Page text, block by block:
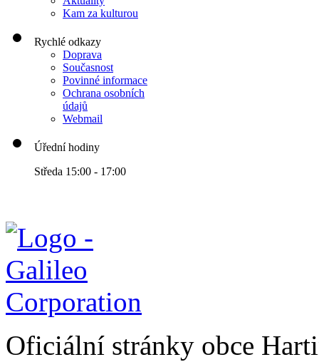
Kam za kulturou
Rychlé odkazy
Doprava
Současnost
Povinné informace
Ochrana osobních
údajů
Webmail
Úřední hodiny
Středa 15:00 - 17:00
Oficiální stránky obce